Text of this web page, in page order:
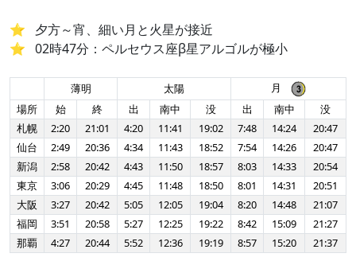
夕方～宵、細い月と火星が接近
02時47分：ペルセウス座β星アルゴルが極小
薄明 太陽
月
場所
始 終 出 南中 没 出 南中
没
札幌
2:20 21:01 4:20 11:41 19:02 7:48 14:24
20:47
仙台
2:49 20:36 4:34 11:43 18:52 7:54 14:26
20:47
新潟
2:58 20:42 4:43 11:50 18:57 8:03 14:33
20:54
東京
3:06 20:29 4:45 11:48 18:50 8:01 14:31
20:51
大阪
3:27 20:42 5:05 12:05 19:04 8:20 14:48
21:07
福岡
3:51 20:58 5:27 12:25 19:22 8:42 15:09
21:27
那覇
4:27 20:44 5:52 12:36 19:19 8:57 15:20 21:37